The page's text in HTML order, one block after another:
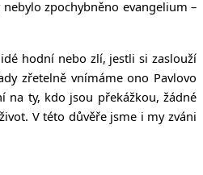
zpochybněno evangelium –
hodní nebo zlí, jestli si zaslouží
zřetelně vnímáme ono Pavlovo
na ty, kdo jsou překážkou, žádné
V této důvěře jsme i my zváni